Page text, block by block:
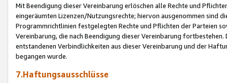
Mit Beendigung dieser Vereinbarung erlöschen alle Rechte und
eingeräumten Lizenzen/Nutzungsrechte; hiervon ausgenommen sind
Programmrichtlinien festgelegten Rechte und Pflichten der Parteien
Vereinbarung, die nach Beendigung dieser Vereinbarung
entstandenen Verbindlichkeiten aus dieser Vereinbarung und der
begangen wurde.
7.Haftungsausschlüsse